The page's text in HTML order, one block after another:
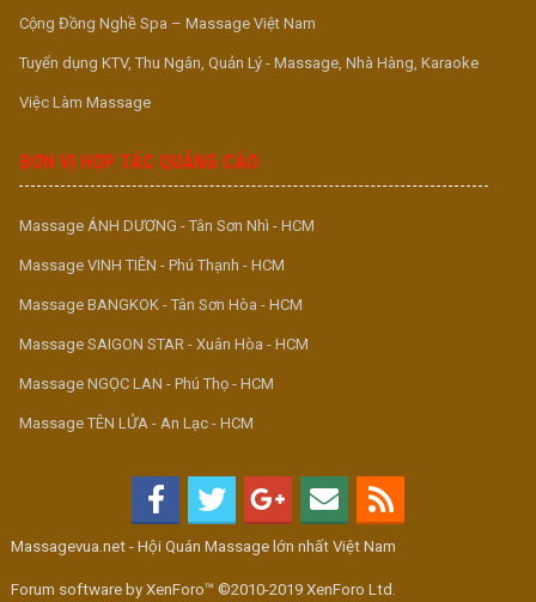
Cộng Đồng Nghề Spa – Massage Việt Nam
Tuyển dụng KTV, Thu Ngân, Quản Lý - Massage, Nhà Hàng, Karaoke
Việc Làm Massage
ĐƠN VỊ HỢP TÁC QUẢNG CÁO
Massage ÁNH DƯƠNG - Tân Sơn Nhì - HCM
Massage VINH TIÊN - Phú Thạnh - HCM
Massage BANGKOK - Tân Sơn Hòa - HCM
Massage SAIGON STAR - Xuân Hòa - HCM
Massage NGỌC LAN - Phú Thọ - HCM
Massage TÊN LỬA - An Lạc - HCM
Massagevua.net - Hội Quán Massage lớn nhất Việt Nam
Forum software by XenForo™ ©2010-2019 XenForo Ltd.